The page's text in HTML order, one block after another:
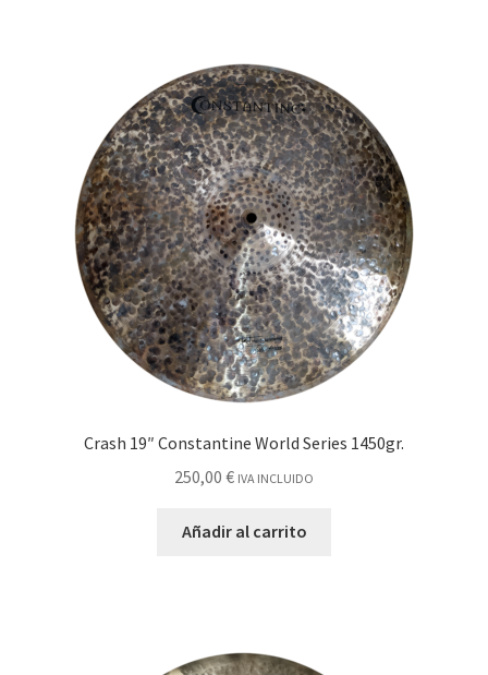
Crash 19″ Constantine World Series 1450gr.
250,00 € IVA INCLUIDO
Añadir al carrito